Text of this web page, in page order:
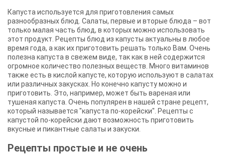
Капуста используется для приготовления самых
разнообразных блюд. Салаты, первые и вторые блюда – вот
только малая часть блюд, в которых можно использовать
этот продукт. Рецепты блюд из капусты актуальны в любое
время года, а как их приготовить решать только Вам. Очень
полезна капуста в свежем виде, так как в ней содержится
огромное количество полезных веществ. Много витаминов
также есть в кислой капусте, которую используют в салатах
или различных закусках. Но конечно капусту можно и
приготовить. Это, например, может быть вареная или
тушеная капуста. Очень популярен в нашей стране рецепт,
который называется "капуста по-корейски". Рецепты с
капустой по-корейски дают возможность приготовить
вкусные и пикантные салаты и закуски.
Рецепты простые и не очень